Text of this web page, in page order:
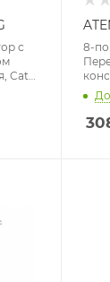
с
Cat
Гц,
8-